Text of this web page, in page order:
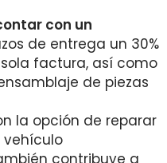
con un
de entrega un 30%
factura, así como
de piezas
la opción de reparar
contribuye a